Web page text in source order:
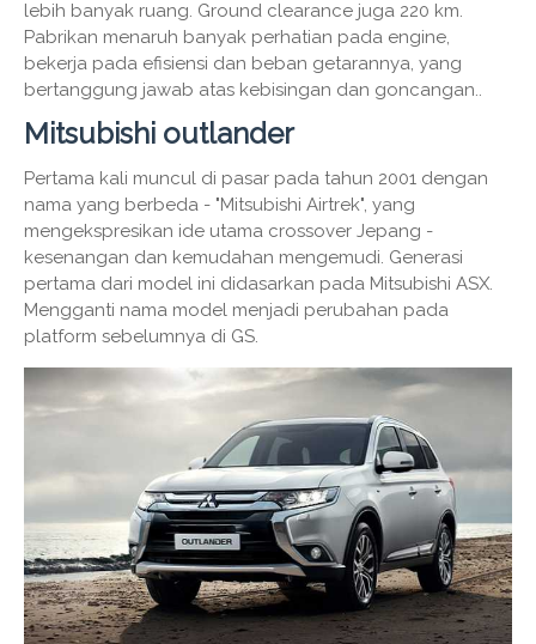
lebih banyak ruang. Ground clearance juga 220 km.
Pabrikan menaruh banyak perhatian pada engine,
bekerja pada efisiensi dan beban getarannya, yang
bertanggung jawab atas kebisingan dan goncangan..
Mitsubishi outlander
Pertama kali muncul di pasar pada tahun 2001 dengan
nama yang berbeda - "Mitsubishi Airtrek", yang
mengekspresikan ide utama crossover Jepang -
kesenangan dan kemudahan mengemudi. Generasi
pertama dari model ini didasarkan pada Mitsubishi ASX.
Mengganti nama model menjadi perubahan pada
platform sebelumnya di GS.